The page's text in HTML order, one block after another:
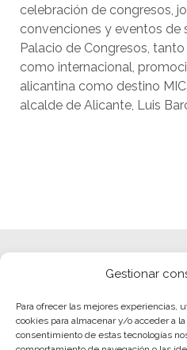
Gestionar
Para ofrecer las mejores experiencias,
cookies para almacenar y/o acceder a
consentimiento de estas tecnologías
celebración de congresos,
convenciones y eventos de
Palacio de Congresos,
como internacional,
alicantina como destino
alcalde de Alicante, Luis